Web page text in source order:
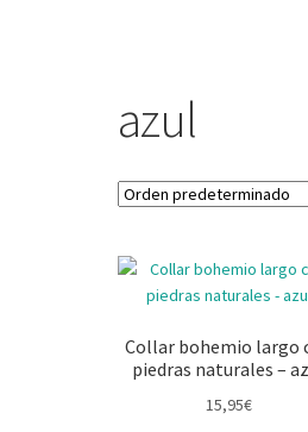
azul
Collar bohemio largo
piedras naturales –
15,95€